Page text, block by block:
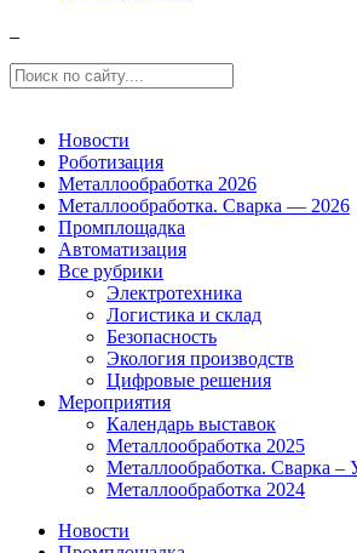
Новости
Роботизация
Металлообработка 2026
Металлообработка. Сварка — 2026
Промплощадка
Автоматизация
Все рубрики
Электротехника
Логистика и склад
Безопасность
Экология производств
Цифровые решения
Мероприятия
Календарь выставок
Металлообработка 2025
Металлообработка. Сварка –
Металлообработка 2024
Новости